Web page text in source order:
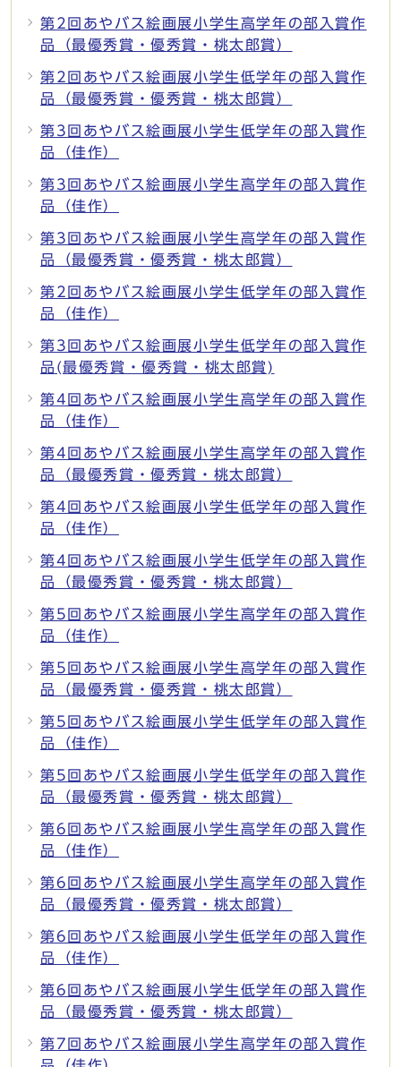
第2回あやバス絵画展小学生高学年の部入賞作
品（最優秀賞・優秀賞・桃太郎賞）
第2回あやバス絵画展小学生低学年の部入賞作
品（最優秀賞・優秀賞・桃太郎賞）
第3回あやバス絵画展小学生低学年の部入賞作
品（佳作）
第3回あやバス絵画展小学生高学年の部入賞作
品（佳作）
第3回あやバス絵画展小学生高学年の部入賞作
品（最優秀賞・優秀賞・桃太郎賞）
第2回あやバス絵画展小学生低学年の部入賞作
品（佳作）
第3回あやバス絵画展小学生低学年の部入賞作
品(最優秀賞・優秀賞・桃太郎賞)
第4回あやバス絵画展小学生高学年の部入賞作
品（佳作）
第4回あやバス絵画展小学生高学年の部入賞作
品（最優秀賞・優秀賞・桃太郎賞）
第4回あやバス絵画展小学生低学年の部入賞作
品（佳作）
第4回あやバス絵画展小学生低学年の部入賞作
品（最優秀賞・優秀賞・桃太郎賞）
第5回あやバス絵画展小学生高学年の部入賞作
品（佳作）
第5回あやバス絵画展小学生高学年の部入賞作
品（最優秀賞・優秀賞・桃太郎賞）
第5回あやバス絵画展小学生低学年の部入賞作
品（佳作）
第5回あやバス絵画展小学生低学年の部入賞作
品（最優秀賞・優秀賞・桃太郎賞）
第6回あやバス絵画展小学生高学年の部入賞作
品（佳作）
第6回あやバス絵画展小学生高学年の部入賞作
品（最優秀賞・優秀賞・桃太郎賞）
第6回あやバス絵画展小学生低学年の部入賞作
品（佳作）
第6回あやバス絵画展小学生低学年の部入賞作
品（最優秀賞・優秀賞・桃太郎賞）
第7回あやバス絵画展小学生高学年の部入賞作